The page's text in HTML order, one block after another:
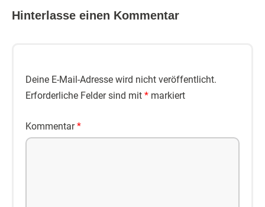
Hinterlasse einen Kommentar
Deine E-Mail-Adresse wird nicht veröffentlicht.
Erforderliche Felder sind mit * markiert
Kommentar*